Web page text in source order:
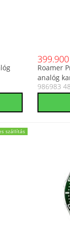
Roamer
analóg
986983
szállítás